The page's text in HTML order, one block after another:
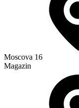
Moscova 16
Magazin